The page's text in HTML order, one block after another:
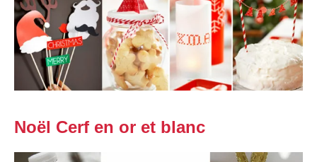
Noël Cerf en or et blanc